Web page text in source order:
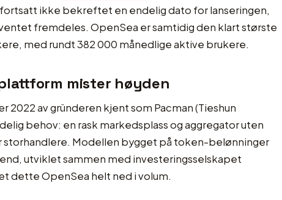
ikke bekreftet en endelig dato for lanseringen,
fremdeles. OpenSea er samtidig den klart største
med rundt 382 000 månedlige aktive brukere.
mister høyden
2022 av gründeren kjent som Pacman (Tieshun
behov: en rask markedsplass og aggregator uten
storhandlere. Modellen bygget på token-belønninger
utviklet sammen med investeringsselskapet
dette OpenSea helt ned i volum.